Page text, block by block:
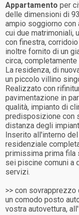
Appartamento per
delle dimensioni di
ampio soggiorno con
cui due matrimoniali,
con finestra,
inoltre fornito di un
circa, completamente
La residenza, di
un piccolo villino
Realizzato con
pavimentazione in
qualità, impianto di
predisposizione con
distanza degli
Inserito all'interno
residenziale
primissima prima fila
sei piscine comuni a
servizi.
>> con
un comodo posto
vostra autovettura,